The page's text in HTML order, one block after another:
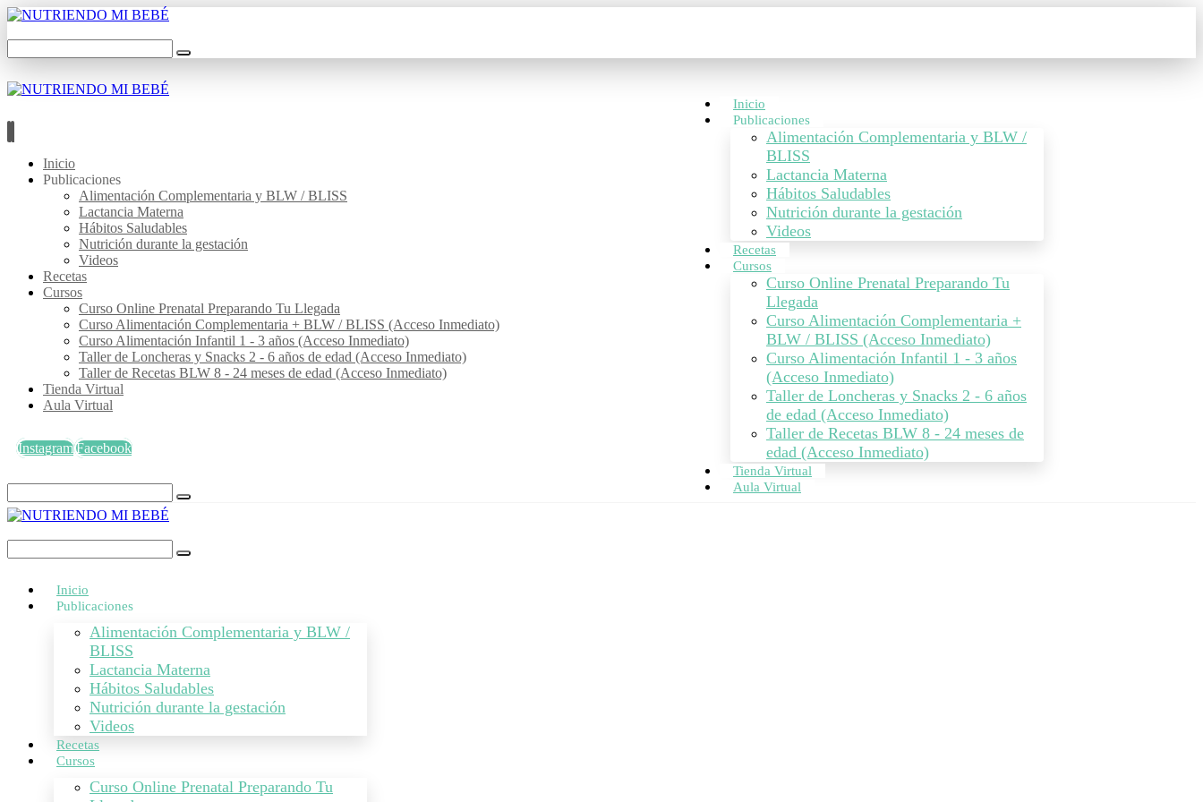
Inicio
Publicaciones
Alimentación Complementaria y BLW /
BLISS
Lactancia Materna
Hábitos Saludables
Nutrición durante la gestación
Videos
Recetas
Cursos
Curso Online Prenatal Preparando Tu
Llegada
Curso Alimentación Complementaria +
BLW / BLISS (Acceso Inmediato)
Curso Alimentación Infantil 1 - 3 años
(Acceso Inmediato)
Taller de Loncheras y Snacks 2 - 6 años
de edad (Acceso Inmediato)
Taller de Recetas BLW 8 - 24 meses de
edad (Acceso Inmediato)
Tienda Virtual
Aula Virtual
Inicio
Publicaciones
Alimentación Complementaria y BLW / BLISS
Lactancia Materna
Hábitos Saludables
Nutrición durante la gestación
Videos
Recetas
Cursos
Curso Online Prenatal Preparando Tu Llegada
Curso Alimentación Complementaria + BLW / BLISS (Acceso Inmediato)
Curso Alimentación Infantil 1 - 3 años (Acceso Inmediato)
Taller de Loncheras y Snacks 2 - 6 años de edad (Acceso Inmediato)
Taller de Recetas BLW 8 - 24 meses de edad (Acceso Inmediato)
Tienda Virtual
Aula Virtual
InstagramFacebook
Inicio
Publicaciones
Alimentación Complementaria y BLW /
BLISS
Lactancia Materna
Hábitos Saludables
Nutrición durante la gestación
Videos
Recetas
Cursos
Curso Online Prenatal Preparando Tu